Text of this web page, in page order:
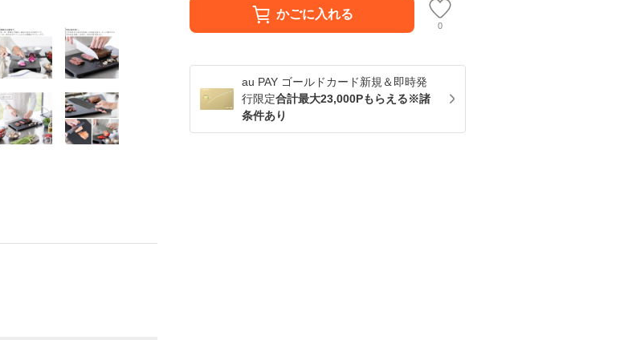
かごに入れる
0
au PAY ゴールドカード新規＆即時発
行限定合計最大23,000Pもらえる※諸
条件あり